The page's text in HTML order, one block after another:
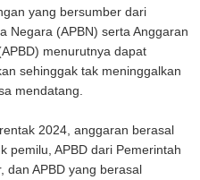
yang bersumber dari
Negara (APBN) serta Anggaran
menurutnya dapat
sehinggak tak meninggalkan
mendatang.
2024, anggaran berasal
pemilu, APBD dari Pemerintah
dan APBD yang berasal